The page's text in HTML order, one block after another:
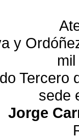
y
Tercero
sede
Jorge